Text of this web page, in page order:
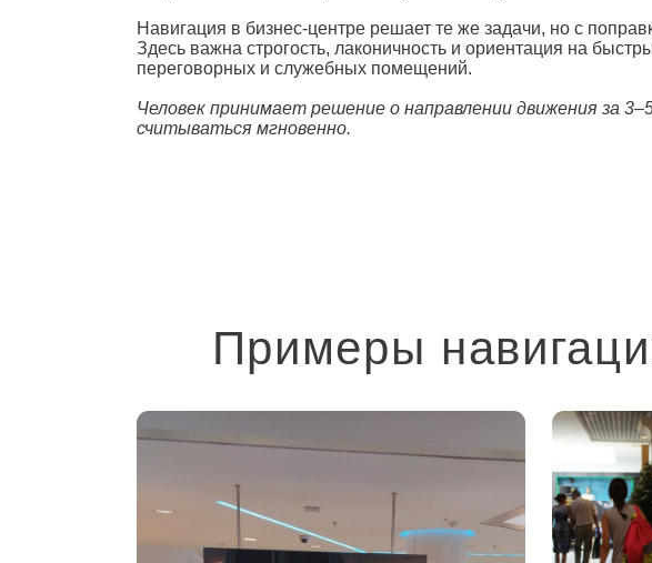
Навигация в бизнес-центре решает те же задачи, но с
Здесь важна строгость, лаконичность и ориентация на
переговорных и служебных помещений.
Человек принимает решение о направлении движения за
считываться мгновенно.
Примеры